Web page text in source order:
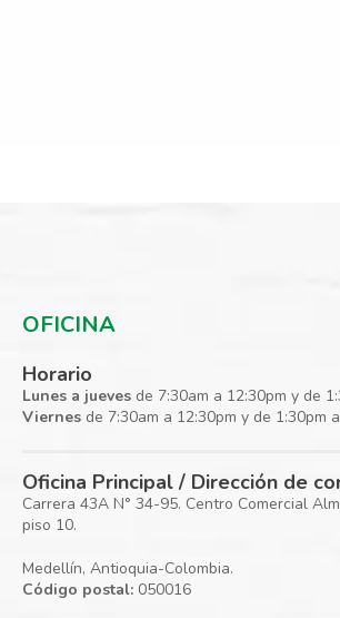
OFICINA
Horario
Lunes a jueves de 7:30am a 12:30pm y de
Viernes de 7:30am a 12:30pm y de 1:30pm
Oficina Principal / Dirección de
Carrera 43A N° 34-95. Centro Comercial
piso 10.
Medellín, Antioquia-Colombia.
Código postal: 050016